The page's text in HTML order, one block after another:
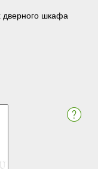
дверного шкафа